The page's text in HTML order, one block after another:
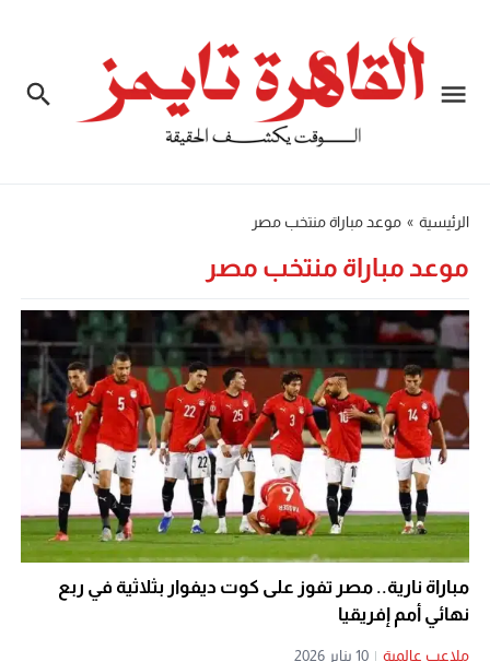
الرئيسية » موعد مباراة منتخب مصر
موعد مباراة منتخب مصر
مباراة نارية.. مصر تفوز على كوت ديفوار بثلاثية في ربع
نهائي أمم إفريقيا
ملاعب عالمية | 10 يناير 2026